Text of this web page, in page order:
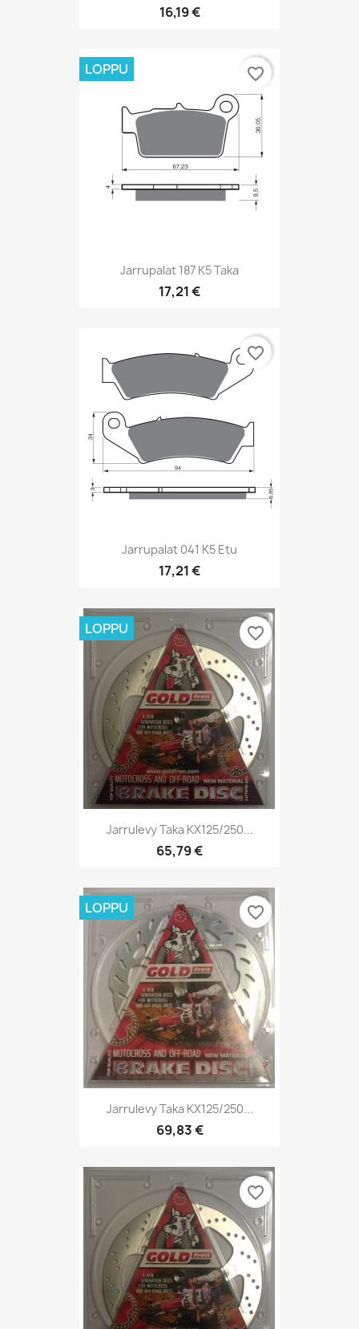
16,19 €
Jarrupalat 187 K5 Taka
17,21 €
LOPPU favorite_border
Jarrupalat 041 K5 Etu
17,21 €
favorite_border
Jarrulevy Taka KX125/250...
65,79 €
LOPPU favorite_border
Jarrulevy Taka KX125/250...
69,83 €
LOPPU favorite_border
favorite_border